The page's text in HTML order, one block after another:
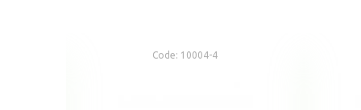
Code: 10004-4